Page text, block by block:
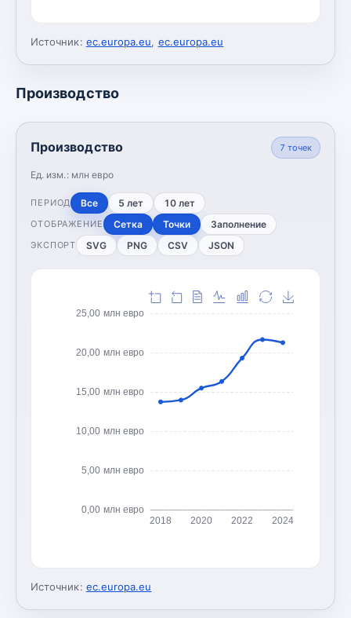
Источник: ec.europa.eu, ec.europa.eu
Производство
Производство
Ед. изм.: млн евро
7 точек
ПЕРИОД Все 5 лет 10 лет
ОТОБРАЖЕНИЕ Сетка Точки Заполнение
ЭКСПОРТ SVG PNG CSV JSON
0,00 млн евро
5,00 млн евро
10,00 млн евро
15,00 млн евро
20,00 млн евро
25,00 млн евро
2018 2020 2022 2024
Источник: ec.europa.eu